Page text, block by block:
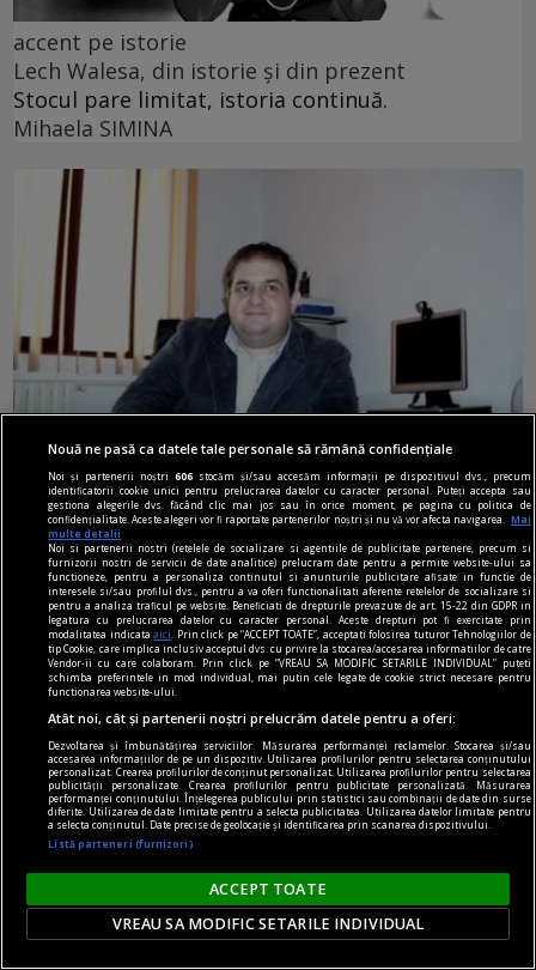
accent pe istorie
Lech Walesa, din istorie și din prezent
Stocul pare limitat, istoria continuă.
Mihaela SIMINA
prezentul discontinuu
Misterul voiniciei
„Strîmbă-Lemne” nu are, după cum se vede, o
tipologie fixă, el variind imagistic în funcţie de
marotele fiecărei generaţii.
Codrin Liviu CUŢITARU
Nouă ne pasă ca datele tale personale să rămână confidențiale
Noi și partenerii noștri606 stocăm și/sau accesăm informații pe dispozitivul dvs., precum
identificatorii cookie unici pentru prelucrarea datelor cu caracter personal. Puteți accepta sau
gestiona alegerile dvs. făcând clic mai jos sau în orice moment, pe pagina cu politica de
confidențialitate. Aceste alegeri vor fi raportate partenerilor noștri și nu vă vor afecta navigarea.
Mai
multe detalii
Noi si partenerii nostri (retelele de socializare si agentiile de publicitate partenere, precum si
furnizorii nostri de servicii de date analitice) prelucram date pentru a permite website-ului sa
functioneze, pentru a personaliza continutul si anunturile publicitare afisate in functie de
interesele si/sau profilul dvs., pentru a va oferi functionalitati aferente retelelor de socializare si
pentru a analiza traficul pe website. Beneficiati de drepturile prevazute de art. 15-22 din GDPR in
legatura cu prelucrarea datelor cu caracter personal. Aceste drepturi pot fi exercitate prin
modalitatea indicataaici
. Prin click pe “ACCEPT TOATE”, acceptati folosirea tuturor Tehnologiilor de
tip Cookie, care implica inclusiv acceptul dvs. cu privire la stocarea/accesarea informatiilor de catre
Vendor-ii cu care colaboram. Prin click pe “VREAU SA MODIFIC SETARILE INDIVIDUAL” puteti
schimba preferintele in mod individual, mai putin cele legate de cookie strict necesare pentru
functionarea website-ului.
Atât noi, cât și partenerii noștri prelucrăm datele pentru a oferi:
Dezvoltarea și îmbunătățirea serviciilor. Măsurarea performanței reclamelor. Stocarea și/sau
accesarea informațiilor de pe un dispozitiv. Utilizarea profilurilor pentru selectarea conținutului
personalizat. Crearea profilurilor de conținut personalizat. Utilizarea profilurilor pentru selectarea
publicității personalizate. Crearea profilurilor pentru publicitate personalizată. Măsurarea
performanței conținutului. Înțelegerea publicului prin statistici sau combinații de date din surse
diferite. Utilizarea de date limitate pentru a selecta publicitatea. Utilizarea datelor limitate pentru
a selecta conținutul. Date precise de geolocație și identificarea prin scanarea dispozitivului.
Listă parteneri (furnizori)
ACCEPT TOATE
VREAU SA MODIFIC SETARILE INDIVIDUAL